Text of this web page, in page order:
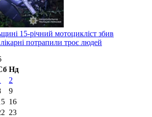
15-річний мотоцикліст збив
потрапили троє людей
Нд
2
9
16
23